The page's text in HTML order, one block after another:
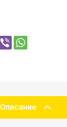
Описание